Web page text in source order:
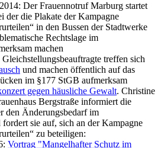
Der Frauennotruf Marburg startet
der die Plakate der Kampagne
in den Bussen der Stadtwerke
Rechtslage im
machen
Gleichstellungsbeauftragte treffen sich
und machen öffentlich auf das
im §177 StGB aufmerksam
gegen häusliche Gewalt. Christine
Bergstraße informiert die
den Änderungsbedarf im
fordert sie auf, sich an der Kampagne
zu beteiligen:
Vortrag "Mangelhafter Schutz im